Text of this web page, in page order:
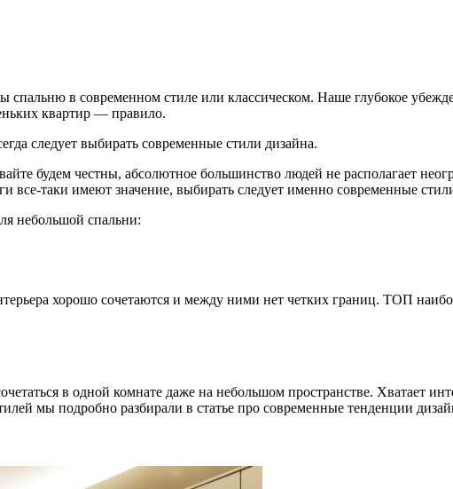
спальню в современном стиле или классическом. Наше глубокое
квартир — правило.
следует выбирать современные стили дизайна.
будем честны, абсолютное большинство людей не располагает
все-таки имеют значение, выбирать следует именно современные
небольшой спальни:
хорошо сочетаются и между ними нет четких границ. ТОП
в одной комнате даже на небольшом пространстве. Хватает
мы подробно разбирали в статье про современные тенденции